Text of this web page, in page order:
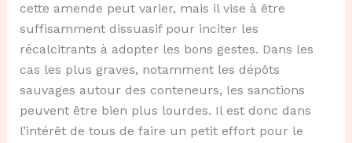
cette amende peut varier, mais il vise à être
suffisamment dissuasif pour inciter les
récalcitrants à adopter les bons gestes. Dans les
cas les plus graves, notamment les dépôts
sauvages autour des conteneurs, les sanctions
peuvent être bien plus lourdes. Il est donc dans
l’intérêt de tous de faire un petit effort pour le